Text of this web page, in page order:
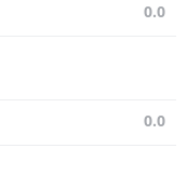
0.0
0.0